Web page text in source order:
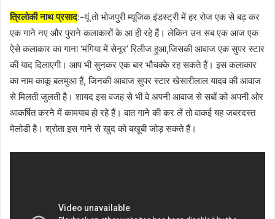
त्रिलोकी नाथ प्रसाद:-यूं तो भोजपुरी म्यूजिक इंडस्ट्री में हर रोज एक से बढ़ कर
एक गाने नए और पुराने कलाकारों के आ ही रहे हैं। लेकिन उन सब एक आज एक
ऐसे कलाकार का गाना ‘मंगिया में सेनूर’ रिलीज हुआ,जिसकी आवाज एक सुपर स्टार
की याद दिलाएगी। आप भी सुनकर एक बार भौचक्के रह सकते हैं। इस कलाकार
का नाम काकू बलमुआ हैं, जिनकी आवाज सुपर स्टार खेसारीलाल यादव की आवाज
से मिलती जुलती है। शायद इस वजह से भी वे अपनी आवाज से सबों को अपनी ओर
आकर्षित करने में कामयाब हो रहे हैं। बात गाने की कर लें तो वाकई यह जबरदस्त
मेलोडी है। श्रोता इस गाने से खुद को बखूबी जोड़ सकते हैं।